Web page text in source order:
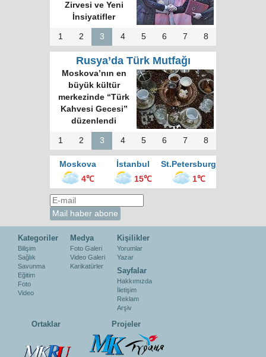
Zirvesi ve Yeni
İnsiyatifler
1 2 3 4 5 6 7 8
Rusya’da Türk Mutfağı
Moskova’nın en
büyük kültür
merkezinde “Türk
Kahvesi Gecesi”
düzenlendi
1 2 3 4 5 6 7 8
Moskova İstanbul
St.Petersburg
4℃
15℃ 1℃
Kategoriler
Bilişim
Sağlık
Savunma
Eğitim
Foto
Video
Medya
Foto Galeri
Video Galeri
Karikatürler
Kişilikler
Yorumlar
Yazar
Sayfalar
Hakkımızda
İletişim
Reklam
Arşiv
Ortaklar Projeler